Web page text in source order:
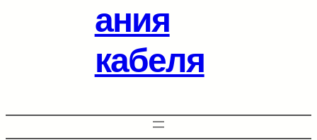
ания
кабеля